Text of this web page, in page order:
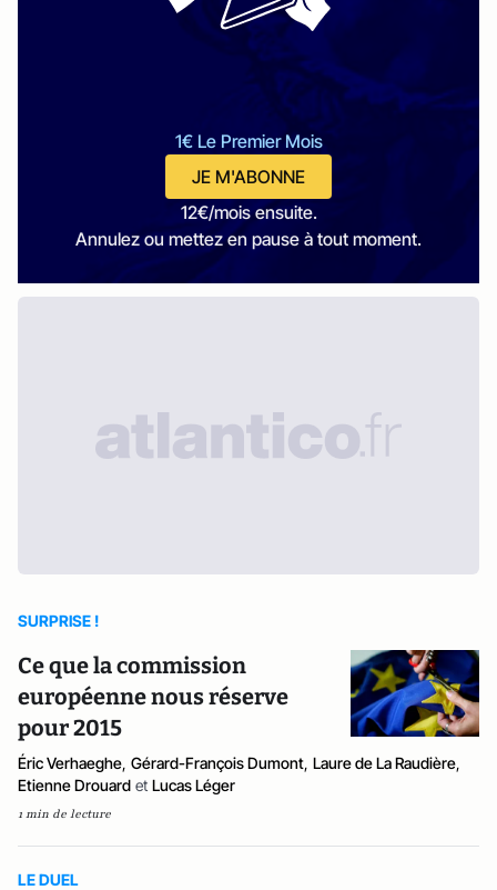
1€ Le Premier Mois
JE M'ABONNE
12€/mois ensuite.
Annulez ou mettez en pause à tout moment.
SURPRISE !
Ce que la commission
européenne nous réserve
pour 2015
Éric Verhaeghe, Gérard-François Dumont, Laure de La Raudière,
Etienne Drouard et Lucas Léger
1 min de lecture
LE DUEL